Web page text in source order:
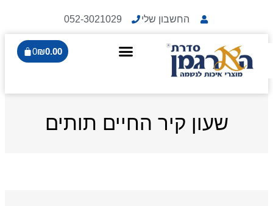
החשבון שלי 052-3021029
₪0.00
0
שעון קיר החיים תותים